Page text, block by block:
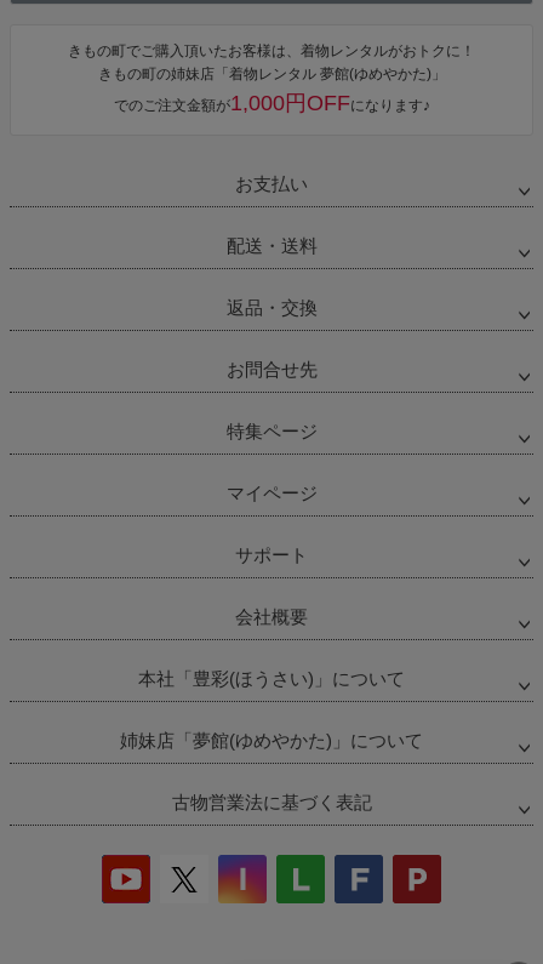
きもの町でご購入頂いたお客様は、着物レンタルがおトクに！
きもの町の姉妹店「着物レンタル 夢館(ゆめやかた)」
でのご注文金額が1,000円OFFになります♪
お支払い
配送・送料
返品・交換
お問合せ先
特集ページ
マイページ
サポート
会社概要
本社「豊彩(ほうさい)」について
姉妹店「夢館(ゆめやかた)」について
古物営業法に基づく表記